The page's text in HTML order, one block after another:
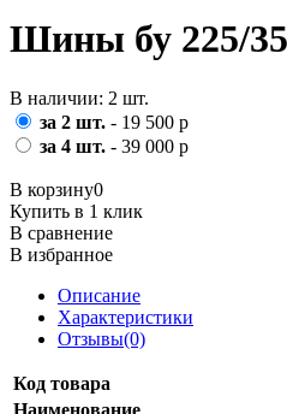
Шины бу 225/35
В наличии: 2 шт.
за 2 шт. - 19 500 р
за 4 шт. - 39 000 р
В корзину0
Купить в 1 клик
В сравнение
В избранное
Описание
Характеристики
Отзывы(0)
Код товара
Наименование